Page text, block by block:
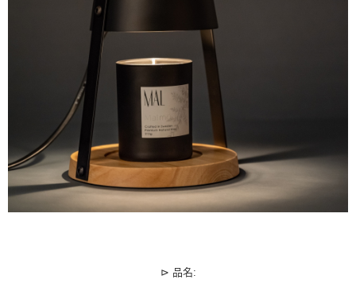
１．透過由恩沛科技股份有限公司提供之「AFTEE先享後付」服務完成之交
易，需依本服務之必要範圍內提供個人資料，並將交易相關給付款項請求債
權轉讓予恩沛科技股份有限公司。
２．關於個人資料處理事宜，請瀏覽以下網址：
https://aftee.tw/terms/#terms3
３．未成年的使用者請事先徵得法定代理人或監護人之同意方可使用
「AFTEE先享後付」，若未經同意申辦者引起之損失，本公司不負相關責
４．使用「AFTEE先享後付」時，將依據個別帳號之用戶狀況，依本公司即
時審查核予不同之上限額度；若仍有額度不足之情形，本公司將視審查結果
請求用戶進行身份認證。
５．嚴禁一人註冊多個帳號或使用他人資訊註冊。若發現惡意使用之情形，
恩沛科技股份有限公司將有權停止該用戶之使用額度並採取法律行動。
⊳ 品名: